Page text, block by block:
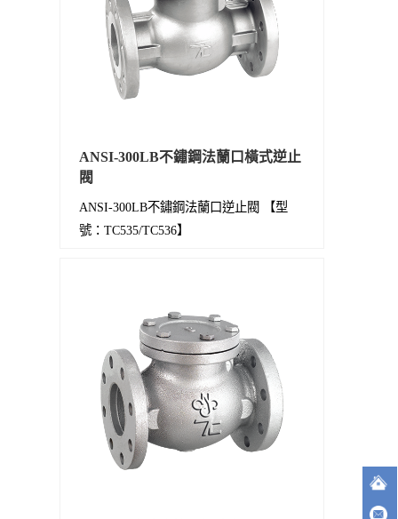
ANSI-300LB不鏽鋼法蘭口橫式逆止
閥
ANSI-300LB不鏽鋼法蘭口逆止閥 【型
號：TC535/TC536】